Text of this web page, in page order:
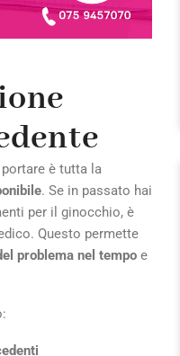
è tutta la
. Se in passato hai
per il ginocchio, è
Questo permette
problema nel tempo e